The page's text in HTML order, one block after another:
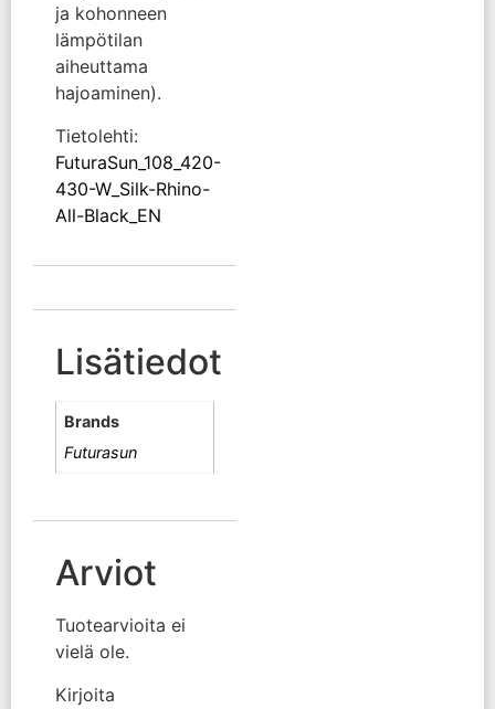
ja kohonneen
lämpötilan
aiheuttama
hajoaminen).
Tietolehti:
FuturaSun_108_420-
430-W_Silk-Rhino-
All-Black_EN
Lisätiedot
Brands
Futurasun
Arviot
Tuotearvioita ei
vielä ole.
Kirjoita